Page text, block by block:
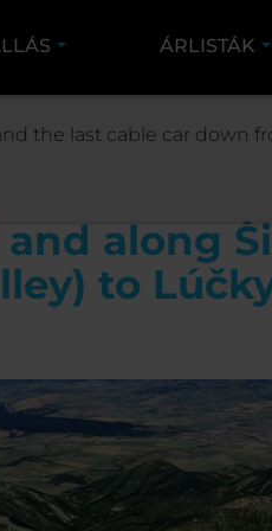
ÁRLISTÁK
TRAILS MT CHOPOK -
Chopok to
along
to
the last cable car down